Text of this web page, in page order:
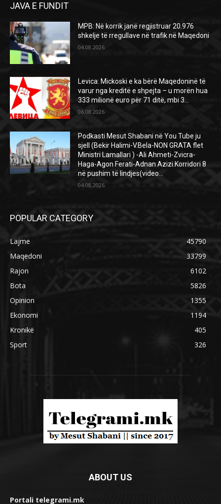
JAVA E FUNDIT
MPB: Në korrik janë regjistruar 20.976
shkelje të rregullave në trafik në Maqedoni
04.08.2026
Levica: Mickoski e ka bërë Maqedoninë të
varur nga kreditë e shpejta – u morën hua
333 milionë euro për 71 ditë, mbi 3...
06.08.2026
Podkasti Mesut Shabani në You Tube ju
sjell (Bekir Halimi-V.Bela-NON GRATA flet
Ministri Lamallari ) -Ali Ahmeti-Zvicra-
Haga-Agon Ferati-Adnan Azizi.Korridori 8
në pushim të lindjes(video...
04.08.2026
POPULAR CATEGORY
Lajme
45790
Maqedoni
33799
Rajon
6102
Bota
5826
Opinion
1355
Ekonomi
1194
Kronikë
405
Sport
326
ABOUT US
Portali telegrami.mk